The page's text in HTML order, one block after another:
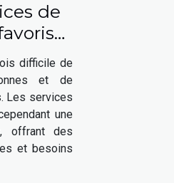
de
après
difficile de
et de
Les services
une
offrant des
et besoins